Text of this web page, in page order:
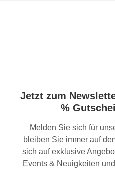
Jetzt zum
%
Melden Sie sich für
bleiben Sie immer auf
sich auf exklusive
Events & Neuigkeiten